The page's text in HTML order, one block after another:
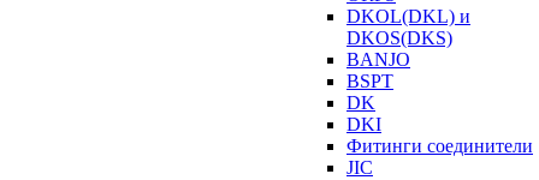
DKOL(DKL) и
DKOS(DKS)
BANJO
BSPT
DK
DKI
Фитинги соединители
JIC